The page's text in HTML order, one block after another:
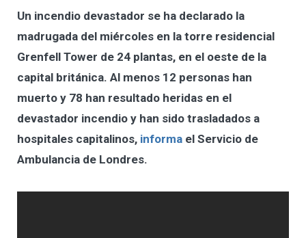
Un incendio devastador se ha declarado la
madrugada del miércoles en la torre residencial
Grenfell Tower de 24 plantas, en el oeste de la
capital británica. Al menos 12 personas han
muerto y 78 han resultado heridas en el
devastador incendio y han sido trasladados a
hospitales capitalinos, informa el Servicio de
Ambulancia de Londres.